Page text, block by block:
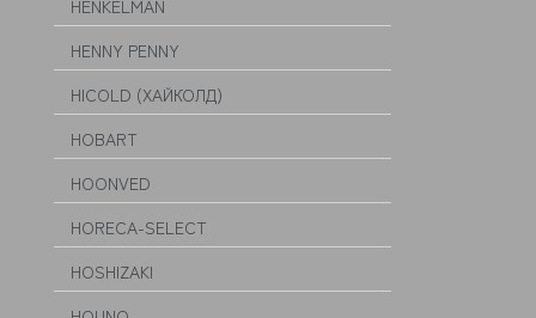
HENKELMAN
HENNY PENNY
HICOLD (ХАЙКОЛД)
HOBART
HOONVED
HORECA-SELECT
HOSHIZAKI